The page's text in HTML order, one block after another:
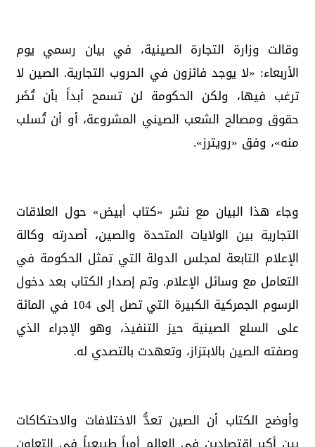
وقالت وزارة التجارة الصينية، في بيان رسمي يوم
الأربعاء: «لا يوجد فائزون في الحروب التجارية. الصين لا
ترغب فيها، ولكن الحكومة لن تسمح أبداً بأن تُضَر
حقوق ومصالح الشعب الصيني المشروعة، أو أن تُسلب
منه»، وفق «رويترز».
وجاء هذا البيان مع نشر «كتاب أبيض» حول العلاقات
التجارية بين الولايات المتحدة والصين، أصدرته وكالة
الإعلام التابعة لمجلس الدولة التي تمثل الحكومة في
التعامل مع وسائل الإعلام. وتم إصدار الكتاب بعد دخول
الرسوم الجمركية الكبيرة التي تصل إلى 104 في المائة
على السلع الصينية حيز التنفيذ، وهو الإجراء الذي
وصفته الصين بالابتزاز، وتعهدت بالتصدي له.
وأوضح الكتاب أن الصين تعدُّ الاختلافات والاحتكاكات